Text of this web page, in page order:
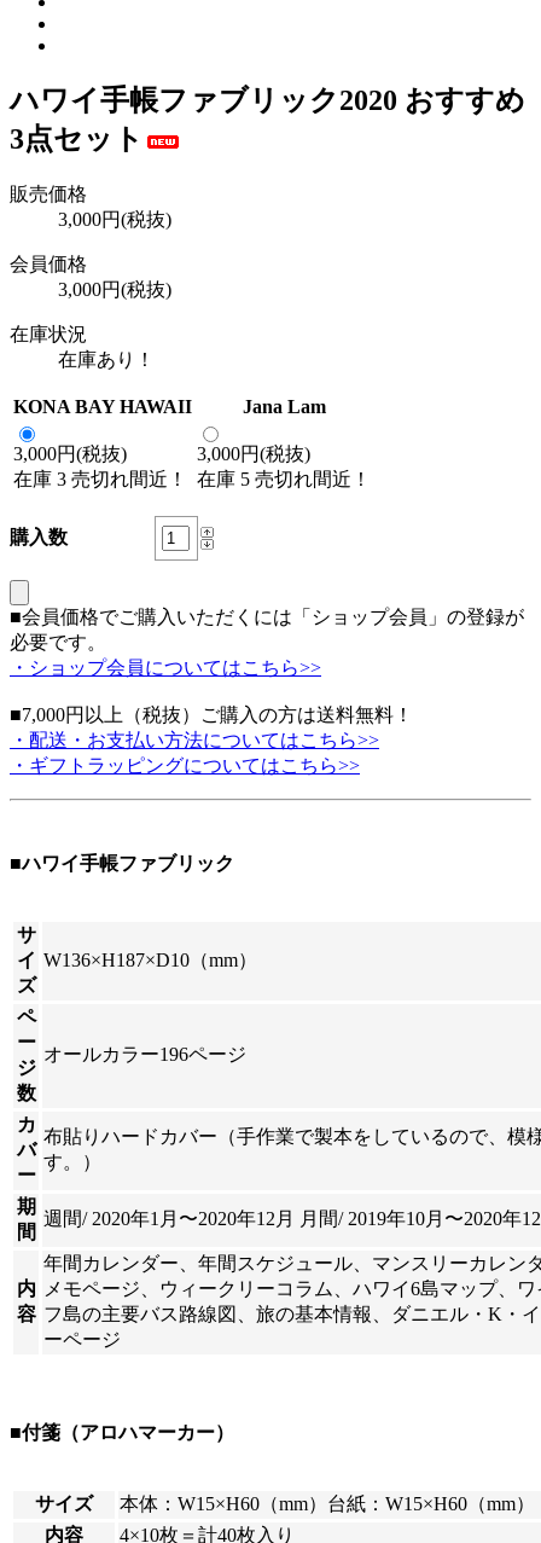
ハワイ手帳ファブリック2020 おすすめ
3点セット
販売価格
3,000円(税抜)
会員価格
3,000円(税抜)
在庫状況
在庫あり！
KONA BAY HAWAII Jana Lam
3,000円(税抜)
在庫 3 売切れ間近！
3,000円(税抜)
在庫 5 売切れ間近！
購入数
■会員価格でご購入いただくには「ショップ会員」の登録が
必要です。
・ショップ会員についてはこちら>>
■7,000円以上（税抜）ご購入の方は送料無料！
・配送・お支払い方法についてはこちら>>
・ギフトラッピングについてはこちら>>
■ハワイ手帳ファブリック
サ
イ
ズ
W136×H187×D10（mm）
ペ
ー
ジ
数
オールカラー196ページ
カ
バ
ー
布貼りハードカバー（手作業で製本をしているので、模
す。）
期
間
週間/ 2020年1月〜2020年12月 月間/ 2019年10月〜2020年
内
容
年間カレンダー、年間スケジュール、マンスリーカレン
メモページ、ウィークリーコラム、ハワイ6島マップ、
フ島の主要バス路線図、旅の基本情報、ダニエル・K・
ーページ
■付箋（アロハマーカー）
サイズ
本体：W15×H60（mm）台紙：W15×H60（mm）
内容
4×10枚＝計40枚入り